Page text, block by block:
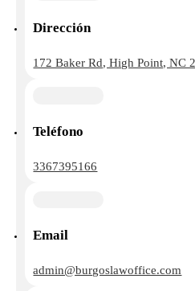
Dirección
172 Baker Rd, High Point, NC
Teléfono
3367395166
Email
admin@burgoslawoffice.com